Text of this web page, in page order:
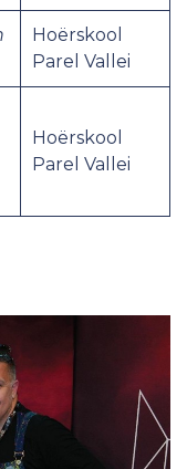
Hoërskool
Parel Vallei
Hoërskool
Parel Vallei